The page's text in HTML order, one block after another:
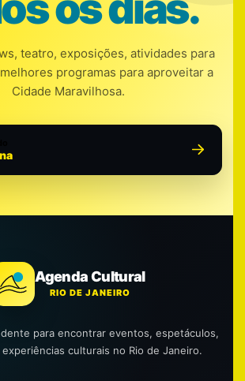
teatro, exposições, atividades para
programas para aproveitar a
Cidade Maravilhosa.
Agenda Cultural
RIO DE JANEIRO
para encontrar eventos, espetáculos,
culturais no Rio de Janeiro.